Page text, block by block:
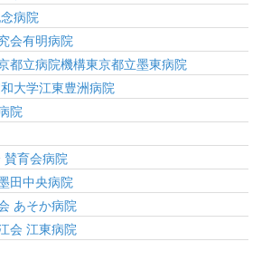
病院
会有明病院
都立病院機構東京都立墨東病院
大学江東豊洲病院
院
賛育会病院
田中央病院
あそか病院
会 江東病院